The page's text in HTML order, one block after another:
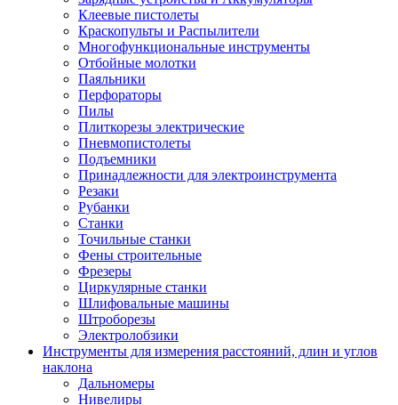
Клеевые пистолеты
Краскопульты и Распылители
Многофункциональные инструменты
Отбойные молотки
Паяльники
Перфораторы
Пилы
Плиткорезы электрические
Пневмопистолеты
Подъемники
Принадлежности для электроинструмента
Резаки
Рубанки
Станки
Точильные станки
Фены строительные
Фрезеры
Циркулярные станки
Шлифовальные машины
Штроборезы
Электролобзики
Инструменты для измерения расстояний, длин и углов
наклона
Дальномеры
Нивелиры